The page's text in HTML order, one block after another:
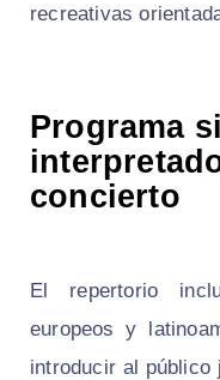
recreativas
Programa
concierto
El repertorio
europeos y
introducir al público